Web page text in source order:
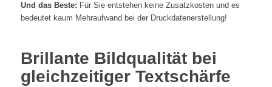
Und das Beste: Für Sie entstehen keine Zusatzkosten und es
bedeutet kaum Mehraufwand bei der Druckdatenerstellung!
Brillante Bildqualität bei
gleichzeitiger Textschärfe